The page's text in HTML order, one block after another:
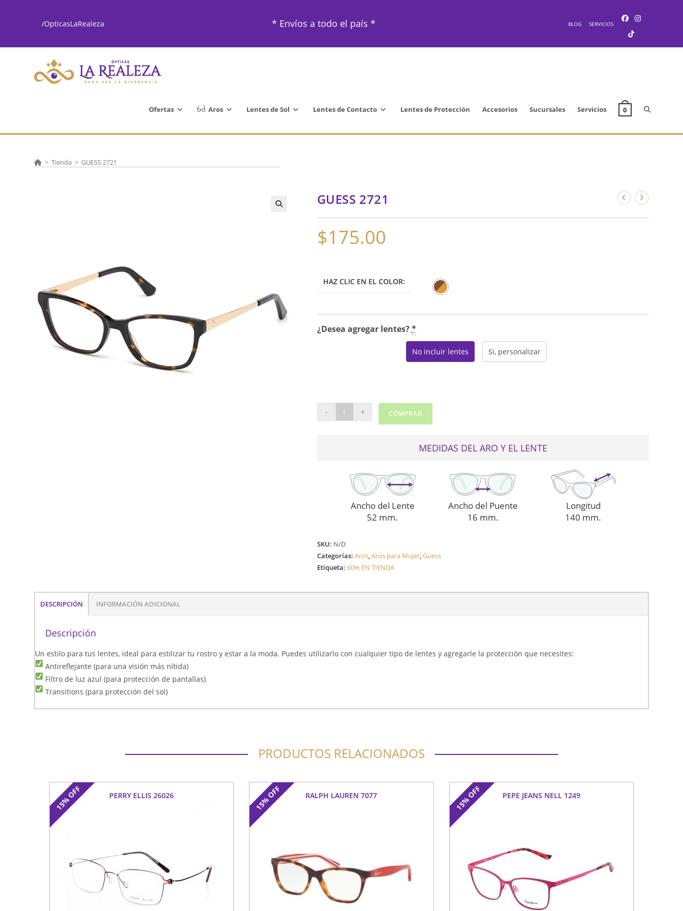
/OpticasLaRealeza * Envíos a todo el país * BLOG SERVICIOS
Ofertas Aros Lentes de Sol Lentes de Contacto Lentes de Protección Accesorios Sucursales Servicios 0 Alternar
la
> Tienda > GUESS 2721
GUESS 2721
$175.00
HAZ CLIC EN EL COLOR:
¿Desea agregar lentes?*
No incluir lentes Si, personalizar
2721
- + COMPRAR
MEDIDAS DEL ARO Y EL LENTE
Ancho del Lente
52 mm.
Ancho del Puente
16 mm.
Longitud
140 mm.
SKU: N/D
Categorías: Aros,Aros para Mujer,Guess
Etiqueta: 60% EN TIENDA
DESCRIPCIÓN INFORMACIÓN ADICIONAL
Descripción
Un estilo para tus lentes, ideal para estilizar tu rostro y estar a la moda. Puedes utilizarlo con cualquier tipo de lentes y agregarle la protección que necesites:
Antireflejante (para una visión más nítida)
Filtro de luz azul (para protección de pantallas)
Transitions (para protección del sol)
PRODUCTOS RELACIONADOS
15%
OFF PERRY ELLIS 26026 15%
OFF RALPH LAUREN 7077 15%
OFF PEPE JEANS NELL 1249